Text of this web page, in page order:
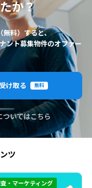
か？
無料）すると、
ント募集物件のオファー
け取る 無料
ついてはこちら
ツ
・マーケティング